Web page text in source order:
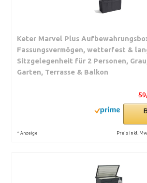
Keter Marvel Plus
Fassungsvermögen, wetterfest &
Sitzgelegenheit für 2 Personen,
Garten, Terrasse & Balkon
* Anzeige Preis inkl.